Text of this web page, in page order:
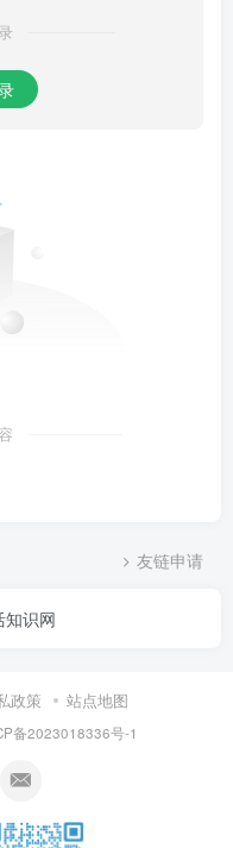
友链申请
知识网
政策 站点地图
备2023018336号-1